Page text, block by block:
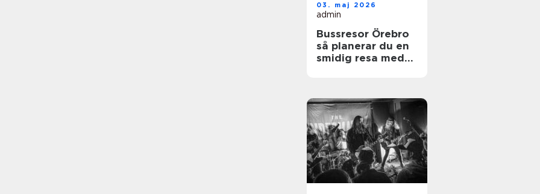
03. maj 2026
admin
Bussresor Örebro
så planerar du en
smidig resa med